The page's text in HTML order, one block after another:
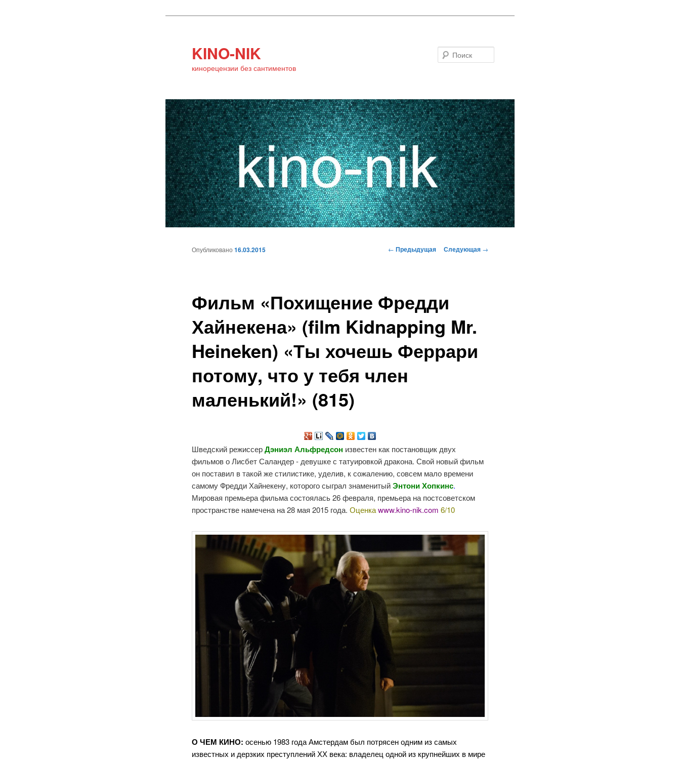
KINO-NIK
кинорецензии без сантиментов
Навигация
← Предыдущая Следующая →
Фильм «Похищение Фредди
Хайнекена» (film Kidnapping Mr.
Heineken) «Ты хочешь Феррари
потому, что у тебя член
маленький!» (815)
Опубликовано16.03.2015
Шведский режиссерДэниэл Альфредсон известен как постановщик двух
фильмов о Лисбет Саландер - девушке с татуировкой дракона. Свой новый фильм
он поставил в такой же стилистике, уделив, к сожалению, совсем мало времени
самому Фредди Хайнекену, которого сыграл знаменитыйЭнтони Хопкинс.
Мировая премьера фильма состоялась 26 февраля, премьера на постсоветском
пространстве намечена на 28 мая 2015 года. Оценкаwww.kino-nik.com6/10
О ЧЕМ КИНО: осенью 1983 года Амстердам был потрясен одним из самых
известных и дерзких преступлений ХХ века: владелец одной из крупнейших в мире